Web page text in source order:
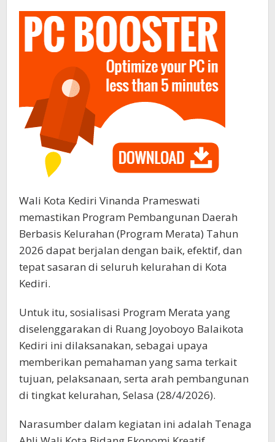
Wali Kota Kediri Vinanda Prameswati
memastikan Program Pembangunan Daerah
Berbasis Kelurahan (Program Merata) Tahun
2026 dapat berjalan dengan baik, efektif, dan
tepat sasaran di seluruh kelurahan di Kota
Kediri.
Untuk itu, sosialisasi Program Merata yang
diselenggarakan di Ruang Joyoboyo Balaikota
Kediri ini dilaksanakan, sebagai upaya
memberikan pemahaman yang sama terkait
tujuan, pelaksanaan, serta arah pembangunan
di tingkat kelurahan, Selasa (28/4/2026).
Narasumber dalam kegiatan ini adalah Tenaga